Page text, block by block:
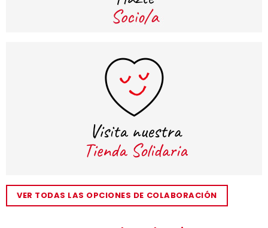
VER TODAS LAS OPCIONES DE COLABORACIÓN